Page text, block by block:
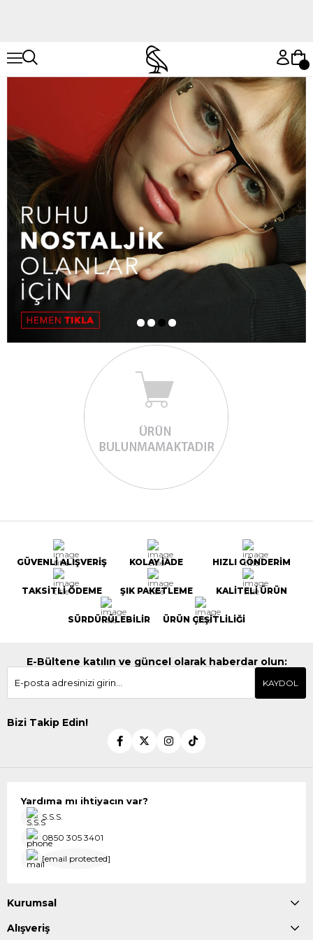
GÜVENLİ ALIŞVERİŞ KOLAY İADE HIZLI GÖNDERİM
TAKSİTLİ ÖDEME ŞIK PAKETLEME KALİTELİ ÜRÜN
SÜRDÜRÜLEBİLİR ÜRÜN ÇEŞİTLİLİĞİ
E-Bültene katılın ve güncel olarak haberdar olun:
KAYDOL
Bizi Takip Edin!
Yardıma mı ihtiyacın var?
S.S.S.
0850 305 3401
[email protected]
Kurumsal
Alışveriş